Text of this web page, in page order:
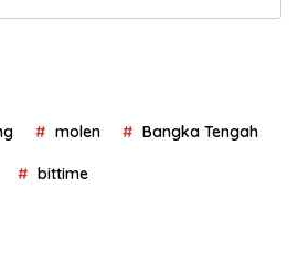
molen Bangka Tengah
bittime